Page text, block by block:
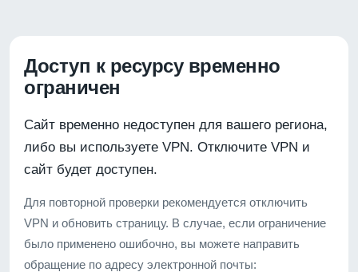
Доступ к ресурсу временно
ограничен
Сайт временно недоступен для вашего региона,
либо вы используете VPN. Отключите VPN и
сайт будет доступен.
Для повторной проверки рекомендуется отключить
VPN и обновить страницу. В случае, если ограничение
было применено ошибочно, вы можете направить
обращение по адресу электронной почты: